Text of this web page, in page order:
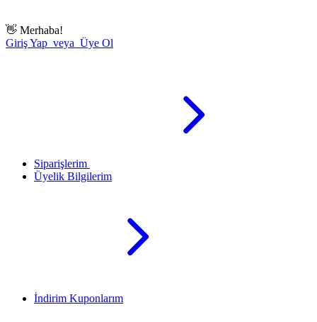
👋 Merhaba!
Giriş Yap veya Üye Ol
Siparişlerim
Üyelik Bilgilerim
İndirim Kuponlarım